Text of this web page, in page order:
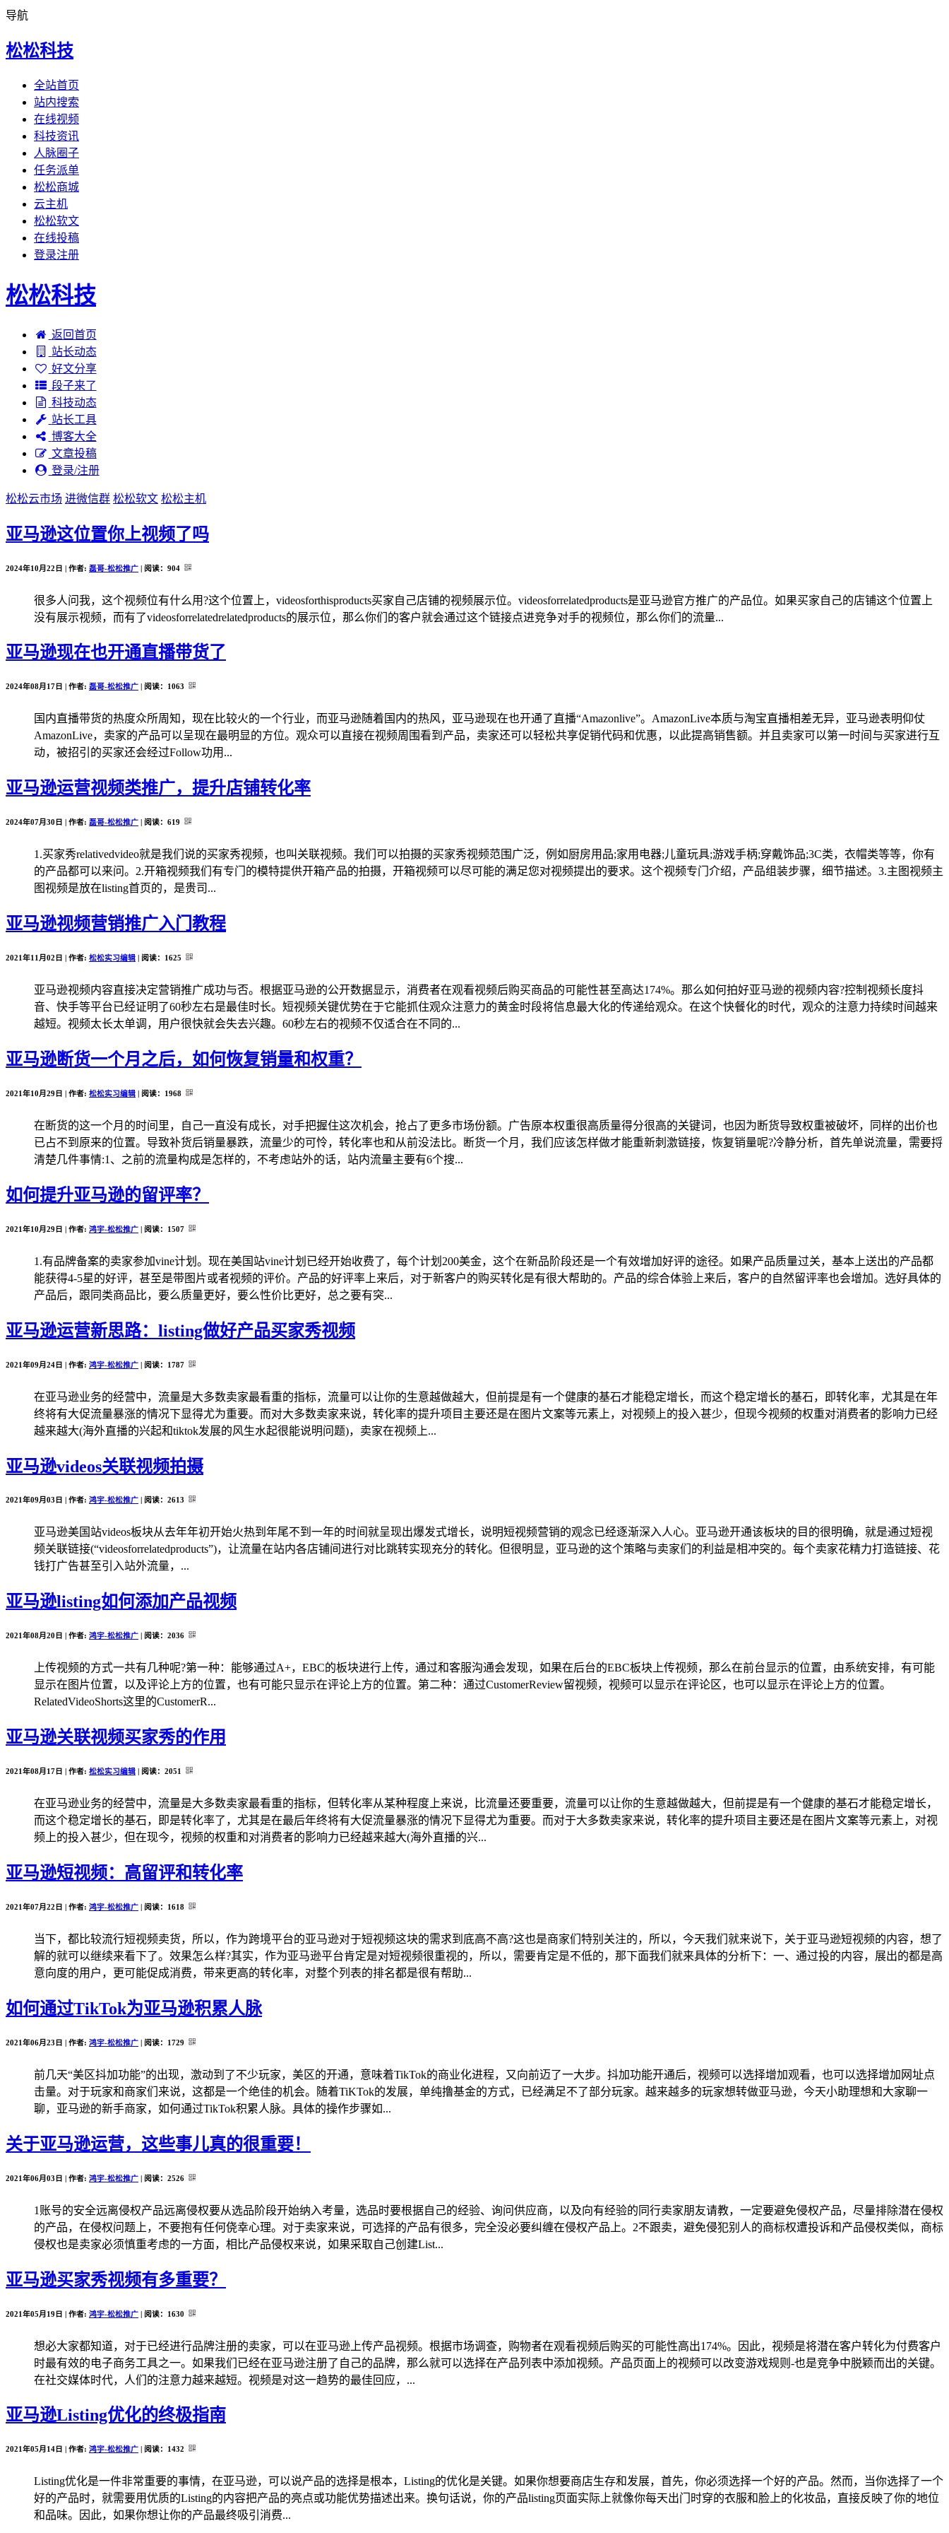
导航
松松科技
全站首页
站内搜索
在线视频
科技资讯
人脉圈子
任务派单
松松商城
云主机
松松软文
在线投稿
登录注册
松松科技
返回首页
站长动态
好文分享
段子来了
科技动态
站长工具
博客大全
文章投稿
登录/注册
松松云市场 进微信群 松松软文 松松主机
亚马逊这位置你上视频了吗
2024年10月22日 | 作者: 磊哥-松松推广 | 阅读： 904
很多人问我，这个视频位有什么用?这个位置上，videosforthisproducts买家自己店铺的视频展示位。videosforrelatedproducts是亚马逊官方推广的产品位。如果买家自己的店铺这个位置上
没有展示视频，而有了videosforrelatedrelatedproducts的展示位，那么你们的客户就会通过这个链接点进竞争对手的视频位，那么你们的流量...
亚马逊现在也开通直播带货了
2024年08月17日 | 作者: 磊哥-松松推广 | 阅读： 1063
国内直播带货的热度众所周知，现在比较火的一个行业，而亚马逊随着国内的热风，亚马逊现在也开通了直播“Amazonlive”。AmazonLive本质与淘宝直播相差无异，亚马逊表明仰仗
AmazonLive，卖家的产品可以呈现在最明显的方位。观众可以直接在视频周围看到产品，卖家还可以轻松共享促销代码和优惠，以此提高销售额。并且卖家可以第一时间与买家进行互
动，被招引的买家还会经过Follow功用...
亚马逊运营视频类推广，提升店铺转化率
2024年07月30日 | 作者: 磊哥-松松推广 | 阅读： 619
1.买家秀relativedvideo就是我们说的买家秀视频，也叫关联视频。我们可以拍摄的买家秀视频范围广泛，例如厨房用品;家用电器;儿童玩具;游戏手柄;穿戴饰品;3C类，衣帽类等等，你有
的产品都可以来问。2.开箱视频我们有专门的模特提供开箱产品的拍摄，开箱视频可以尽可能的满足您对视频提出的要求。这个视频专门介绍，产品组装步骤，细节描述。3.主图视频主
图视频是放在listing首页的，是贵司...
亚马逊视频营销推广入门教程
2021年11月02日 | 作者: 松松实习编辑 | 阅读： 1625
亚马逊视频内容直接决定营销推广成功与否。根据亚马逊的公开数据显示，消费者在观看视频后购买商品的可能性甚至高达174%。那么如何拍好亚马逊的视频内容?控制视频长度抖
音、快手等平台已经证明了60秒左右是最佳时长。短视频关键优势在于它能抓住观众注意力的黄金时段将信息最大化的传递给观众。在这个快餐化的时代，观众的注意力持续时间越来
越短。视频太长太单调，用户很快就会失去兴趣。60秒左右的视频不仅适合在不同的...
亚马逊断货一个月之后，如何恢复销量和权重？
2021年10月29日 | 作者: 松松实习编辑 | 阅读： 1968
在断货的这一个月的时间里，自己一直没有成长，对手把握住这次机会，抢占了更多市场份额。广告原本权重很高质量得分很高的关键词，也因为断货导致权重被破坏，同样的出价也
已占不到原来的位置。导致补货后销量暴跌，流量少的可怜，转化率也和从前没法比。断货一个月，我们应该怎样做才能重新刺激链接，恢复销量呢?冷静分析，首先单说流量，需要捋
清楚几件事情:1、之前的流量构成是怎样的，不考虑站外的话，站内流量主要有6个搜...
如何提升亚马逊的留评率？
2021年10月29日 | 作者: 鸿宇-松松推广 | 阅读： 1507
1.有品牌备案的卖家参加vine计划。现在美国站vine计划已经开始收费了，每个计划200美金，这个在新品阶段还是一个有效增加好评的途径。如果产品质量过关，基本上送出的产品都
能获得4-5星的好评，甚至是带图片或者视频的评价。产品的好评率上来后，对于新客户的购买转化是有很大帮助的。产品的综合体验上来后，客户的自然留评率也会增加。选好具体的
产品后，跟同类商品比，要么质量更好，要么性价比更好，总之要有突...
亚马逊运营新思路：listing做好产品买家秀视频
2021年09月24日 | 作者: 鸿宇-松松推广 | 阅读： 1787
在亚马逊业务的经营中，流量是大多数卖家最看重的指标，流量可以让你的生意越做越大，但前提是有一个健康的基石才能稳定增长，而这个稳定增长的基石，即转化率，尤其是在年
终将有大促流量暴涨的情况下显得尤为重要。而对大多数卖家来说，转化率的提升项目主要还是在图片文案等元素上，对视频上的投入甚少，但现今视频的权重对消费者的影响力已经
越来越大(海外直播的兴起和tiktok发展的风生水起很能说明问题)，卖家在视频上...
亚马逊videos关联视频拍摄
2021年09月03日 | 作者: 鸿宇-松松推广 | 阅读： 2613
亚马逊美国站videos板块从去年年初开始火热到年尾不到一年的时间就呈现出爆发式增长，说明短视频营销的观念已经逐渐深入人心。亚马逊开通该板块的目的很明确，就是通过短视
频关联链接(“videosforrelatedproducts”)，让流量在站内各店铺间进行对比跳转实现充分的转化。但很明显，亚马逊的这个策略与卖家们的利益是相冲突的。每个卖家花精力打造链接、花
钱打广告甚至引入站外流量，...
亚马逊listing如何添加产品视频
2021年08月20日 | 作者: 鸿宇-松松推广 | 阅读： 2036
上传视频的方式一共有几种呢?第一种：能够通过A+，EBC的板块进行上传，通过和客服沟通会发现，如果在后台的EBC板块上传视频，那么在前台显示的位置，由系统安排，有可能
显示在图片位置，以及评论上方的位置，也有可能只显示在评论上方的位置。第二种：通过CustomerReview留视频，视频可以显示在评论区，也可以显示在评论上方的位置。
RelatedVideoShorts这里的CustomerR...
亚马逊关联视频买家秀的作用
2021年08月17日 | 作者: 松松实习编辑 | 阅读： 2051
在亚马逊业务的经营中，流量是大多数卖家最看重的指标，但转化率从某种程度上来说，比流量还要重要，流量可以让你的生意越做越大，但前提是有一个健康的基石才能稳定增长，
而这个稳定增长的基石，即是转化率了，尤其是在最后年终将有大促流量暴涨的情况下显得尤为重要。而对于大多数卖家来说，转化率的提升项目主要还是在图片文案等元素上，对视
频上的投入甚少，但在现今，视频的权重和对消费者的影响力已经越来越大(海外直播的兴...
亚马逊短视频：高留评和转化率
2021年07月22日 | 作者: 鸿宇-松松推广 | 阅读： 1618
当下，都比较流行短视频卖货，所以，作为跨境平台的亚马逊对于短视频这块的需求到底高不高?这也是商家们特别关注的，所以，今天我们就来说下，关于亚马逊短视频的内容，想了
解的就可以继续来看下了。效果怎么样?其实，作为亚马逊平台肯定是对短视频很重视的，所以，需要肯定是不低的，那下面我们就来具体的分析下：一、通过投的内容，展出的都是高
意向度的用户，更可能促成消费，带来更高的转化率，对整个列表的排名都是很有帮助...
如何通过TikTok为亚马逊积累人脉
2021年06月23日 | 作者: 鸿宇-松松推广 | 阅读： 1729
前几天“美区抖加功能”的出现，激动到了不少玩家，美区的开通，意味着TikTok的商业化进程，又向前迈了一大步。抖加功能开通后，视频可以选择增加观看，也可以选择增加网址点
击量。对于玩家和商家们来说，这都是一个绝佳的机会。随着TiKTok的发展，单纯撸基金的方式，已经满足不了部分玩家。越来越多的玩家想转做亚马逊，今天小助理想和大家聊一
聊，亚马逊的新手商家，如何通过TikTok积累人脉。具体的操作步骤如...
关于亚马逊运营，这些事儿真的很重要！
2021年06月03日 | 作者: 鸿宇-松松推广 | 阅读： 2526
1账号的安全远离侵权产品远离侵权要从选品阶段开始纳入考量，选品时要根据自己的经验、询问供应商，以及向有经验的同行卖家朋友请教，一定要避免侵权产品，尽量排除潜在侵权
的产品，在侵权问题上，不要抱有任何侥幸心理。对于卖家来说，可选择的产品有很多，完全没必要纠缠在侵权产品上。2不跟卖，避免侵犯别人的商标权遭投诉和产品侵权类似，商标
侵权也是卖家必须慎重考虑的一方面，相比产品侵权来说，如果采取自己创建List...
亚马逊买家秀视频有多重要？
2021年05月19日 | 作者: 鸿宇-松松推广 | 阅读： 1630
想必大家都知道，对于已经进行品牌注册的卖家，可以在亚马逊上传产品视频。根据市场调查，购物者在观看视频后购买的可能性高出174%。因此，视频是将潜在客户转化为付费客户
时最有效的电子商务工具之一。如果我们已经在亚马逊注册了自己的品牌，那么就可以选择在产品列表中添加视频。产品页面上的视频可以改变游戏规则-也是竞争中脱颖而出的关键。
在社交媒体时代，人们的注意力越来越短。视频是对这一趋势的最佳回应，...
亚马逊Listing优化的终极指南
2021年05月14日 | 作者: 鸿宇-松松推广 | 阅读： 1432
Listing优化是一件非常重要的事情，在亚马逊，可以说产品的选择是根本，Listing的优化是关键。如果你想要商店生存和发展，首先，你必须选择一个好的产品。然而，当你选择了一个
好的产品时，就需要用优质的Listing的内容把产品的亮点或功能优势描述出来。换句话说，你的产品listing页面实际上就像你每天出门时穿的衣服和脸上的化妆品，直接反映了你的地位
和品味。因此，如果你想让你的产品最终吸引消费...